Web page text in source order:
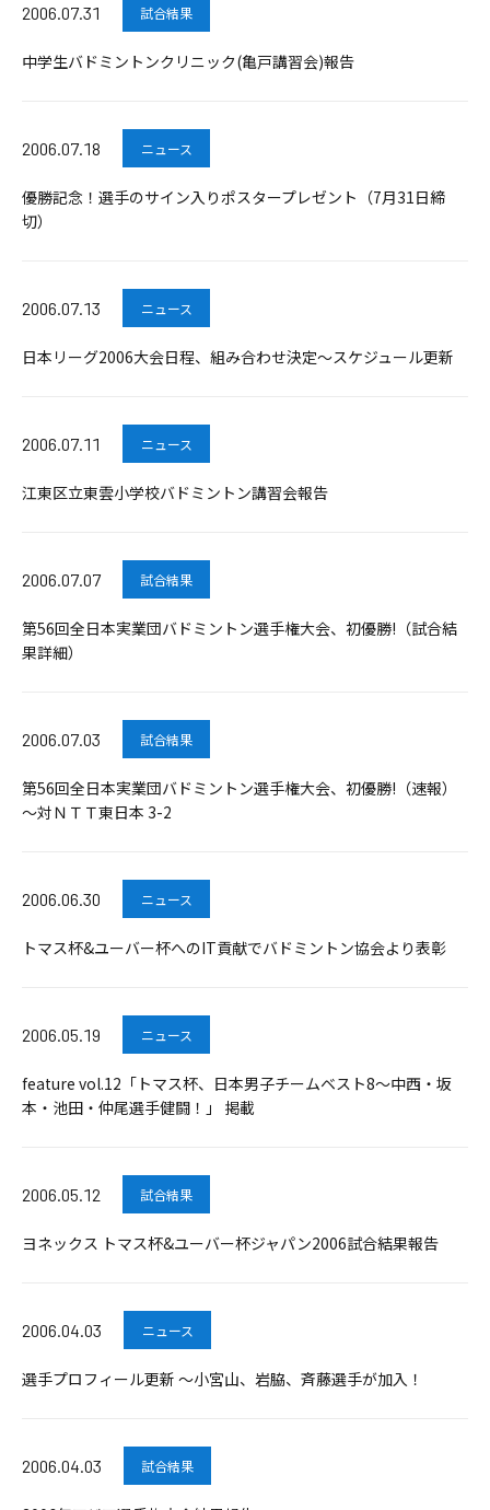
2006.07.31 試合結果
中学生バドミントンクリニック(亀戸講習会)報告
2006.07.18 ニュース
優勝記念！選手のサイン入りポスタープレゼント（7月31日締
切）
2006.07.13 ニュース
日本リーグ2006大会日程、組み合わせ決定～スケジュール更新
2006.07.11 ニュース
江東区立東雲小学校バドミントン講習会報告
2006.07.07 試合結果
第56回全日本実業団バドミントン選手権大会、初優勝!（試合結
果詳細）
2006.07.03 試合結果
第56回全日本実業団バドミントン選手権大会、初優勝!（速報）
～対ＮＴＴ東日本 3-2
2006.06.30 ニュース
トマス杯&ユーバー杯へのIT貢献でバドミントン協会より表彰
2006.05.19 ニュース
feature vol.12「トマス杯、日本男子チームベスト8～中西・坂
本・池田・仲尾選手健闘！」 掲載
2006.05.12 試合結果
ヨネックス トマス杯&ユーバー杯ジャパン2006試合結果報告
2006.04.03 ニュース
選手プロフィール更新 ～小宮山、岩脇、斉藤選手が加入！
2006.04.03 試合結果